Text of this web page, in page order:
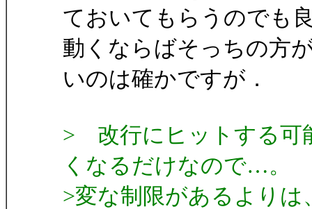
ておいてもらうのでも
動くならばそっちの方
いのは確かですが．
> 改行にヒットする可
くなるだけなので…。
>変な制限があるより